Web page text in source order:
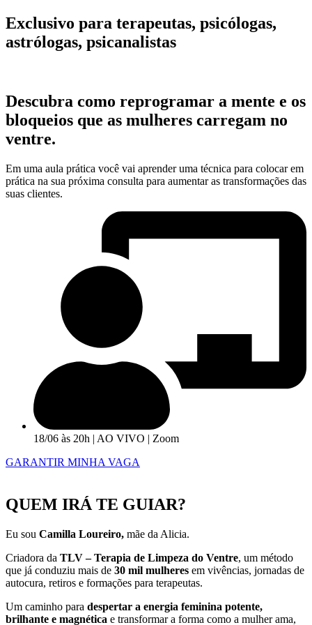
Exclusivo para terapeutas, psicólogas,
astrólogas, psicanalistas
Descubra como reprogramar a mente e os
bloqueios que as mulheres carregam no
ventre.
Em uma aula prática você vai aprender uma técnica para colocar em
prática na sua próxima consulta para aumentar as transformações das
suas clientes.
18/06 às 20h | AO VIVO | Zoom
GARANTIR MINHA VAGA
QUEM IRÁ TE GUIAR?
Eu sou Camilla Loureiro, mãe da Alicia.
Criadora da TLV – Terapia de Limpeza do Ventre, um método
que já conduziu mais de 30 mil mulheres em vivências, jornadas de
autocura, retiros e formações para terapeutas.
Um caminho para despertar a energia feminina potente,
brilhante e magnética e transformar a forma como a mulher ama,